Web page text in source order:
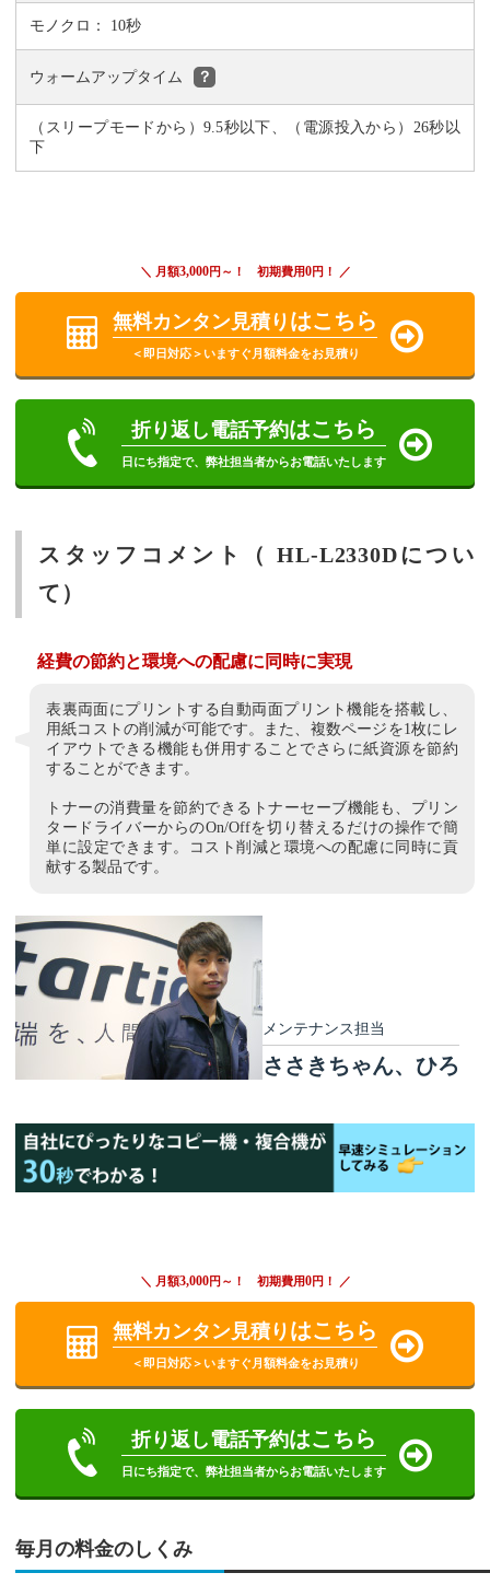
モノクロ： 10秒
ウォームアップタイム ？
（スリープモードから）9.5秒以下、（電源投入から）26秒以
下
＼ 月額3,000円～！ 初期費用0円！ ／
無料カンタン見積り はこちら
＜即日対応＞いますぐ月額料金をお見積り
折り返し電話予約はこちら
日にち指定で、弊社担当者からお電話いたします
スタッフコメント（ HL-L2330Dについ
て）
メンテナンス担当
ささきちゃん、ひろ
経費の節約と環境への配慮に同時に実現
表裏両面にプリントする自動両面プリント機能を搭載し、
用紙コストの削減が可能です。また、複数ページを1枚にレ
イアウトできる機能も併用することでさらに紙資源を節約
することができます。
トナーの消費量を節約できるトナーセーブ機能も、プリン
タードライバーからのOn/Offを切り替えるだけの操作で簡
単に設定できます。コスト削減と環境への配慮に同時に貢
献する製品です。
＼ 月額3,000円～！ 初期費用0円！ ／
無料カンタン見積り はこちら
＜即日対応＞いますぐ月額料金をお見積り
折り返し電話予約はこちら
日にち指定で、弊社担当者からお電話いたします
毎月の料金のしくみ